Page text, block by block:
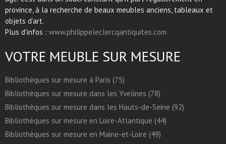
province, à la recherche de beaux meubles anciens, tableaux et
objets d’art.
Plus d'infos : www.philippeleclercqantiquites.com
VOTRE MEUBLE SUR MESURE
Bibliothèques sur mesure à Paris (75)
Bibliothèques sur mesure dans les Yvelines (78)
Bibliothèques sur mesure dans les Hauts-de-Seine (92)
Bibliothèques sur mesure en Loire-Atlantique (44)
Bibliothèques sur mesure en Maine-et-Loire (49)